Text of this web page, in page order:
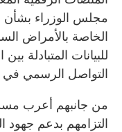
مجلس الوزراء بشأن
الخاصة بالأمراض
للبيانات المتبادلة
التواصل الرسمي في
من جانبهم أعرب
التزامهم بدعم